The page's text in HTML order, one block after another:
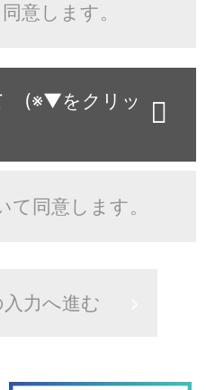
意します。
(※▼をクリッ
て同意します。